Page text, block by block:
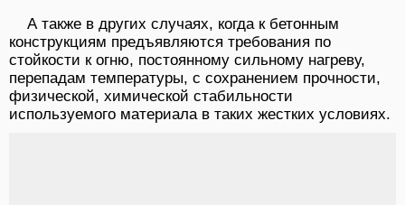
А также в других случаях, когда к бетонным
конструкциям предъявляются требования по
стойкости к огню, постоянному сильному нагреву,
перепадам температуры, с сохранением прочности,
физической, химической стабильности
используемого материала в таких жестких условиях.